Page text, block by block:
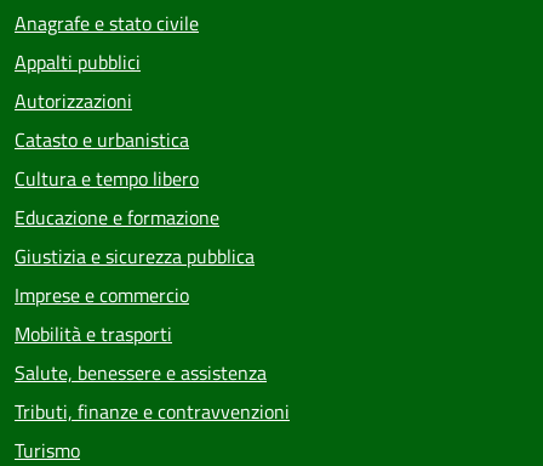
Anagrafe e stato civile
Appalti pubblici
Autorizzazioni
Catasto e urbanistica
Cultura e tempo libero
Educazione e formazione
Giustizia e sicurezza pubblica
Imprese e commercio
Mobilità e trasporti
Salute, benessere e assistenza
Tributi, finanze e contravvenzioni
Turismo